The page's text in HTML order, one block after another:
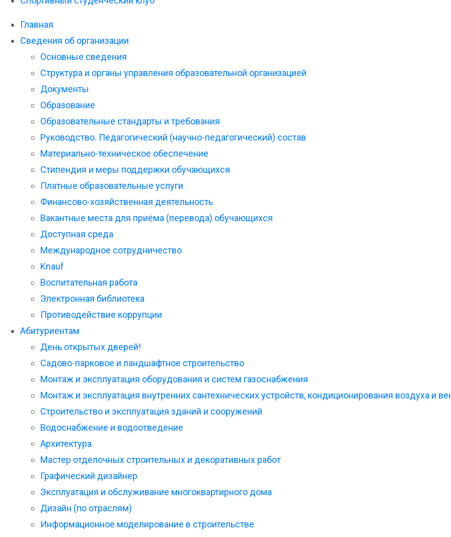
Главная
Сведения об организации
Основные сведения
Структура и органы управления образовательной организацией
Документы
Образование
Образовательные стандарты и требования
Руководство. Педагогический (научно-педагогический) состав
Материально-техническое обеспечение
Стипендия и меры поддержки обучающихся
Платные образовательные услуги
Финансово-хозяйственная деятельность
Вакантные места для приёма (перевода) обучающихся
Доступная среда
Международное сотрудничество
Knauf
Воспитательная работа
Электронная библиотека
Противодействие коррупции
Абитуриентам
День открытых дверей!
Садово-парковое и ландшафтное строительство
Монтаж и эксплуатация оборудования и систем газоснабжения
Монтаж и эксплуатация внутренних сантехнических устройств, кондиционирования воздуха и
Строительство и эксплуатация зданий и сооружений
Водоснабжение и водоотведение
Архитектура
Мастер отделочных строительных и декоративных работ
Графический дизайнер
Эксплуатация и обслуживание многоквартирного дома
Дизайн (по отраслям)
Информационное моделирование в строительстве